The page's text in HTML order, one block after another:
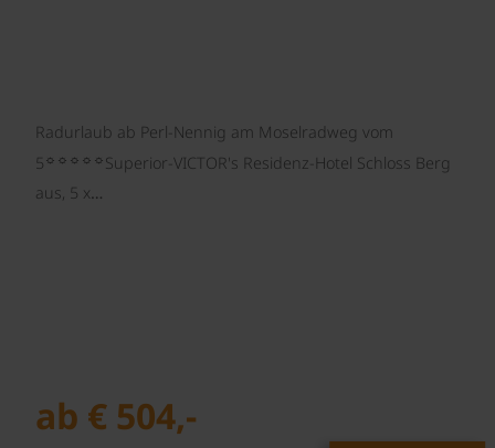
Radurlaub ab Perl-Nennig am Moselradweg vom
5☼☼☼☼☼Superior-VICTOR's Residenz-Hotel Schloss Berg
aus, 5 x…
ab € 504,-